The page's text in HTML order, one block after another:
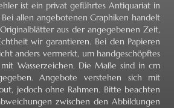
ist ein privat geführtes Antiquariat in
Bei allen angebotenen Graphiken handelt
aus der angegebenen Zeit,
wir garantieren. Bei den Papieren
anders vermerkt, um handgeschöpftes
Wasserzeichen. Die Maße sind in cm
Angebote verstehen sich mit
jedoch ohne Rahmen. Bitte beachten
zwischen den Abbildungen